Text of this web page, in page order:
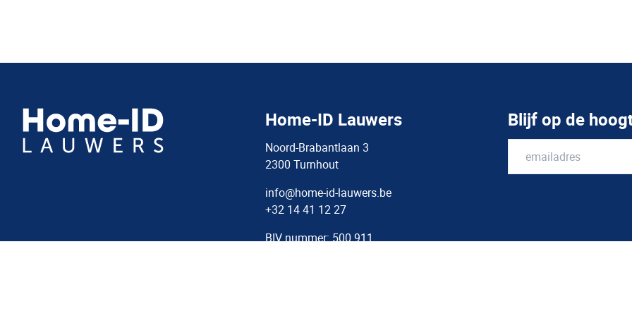
Home-ID Lauwers
Noord-Brabantlaan 3
2300 Turnhout
info@home-id-lauwers.be
+32 14 41 12 27
BIV nummer: 500.911
Blijf op de